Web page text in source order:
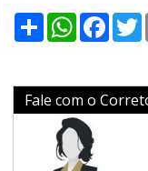
ShareWhatsApp
Fale com o